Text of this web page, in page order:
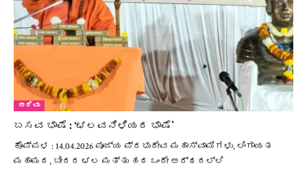
ಅರಿವು
ಬಸವ ಭಾಷೆ : ‘ಛಲವನಿಳಿಯದ ಭಾಷೆ’
ಕೊಪ್ಪಳ : 14.04.2026 ಪೂಜ್ಯ ಪ್ರಭುದೇವ ಮಹಾಸ್ವಾಮಿಗಳು, ಲಿಂಗಾಯತ
ಮಹಾಮಠ, ಬೀದರ ಛಲ ಮತ್ತು ಹಠ ಒಂದೇ ಅರ್ಥದಲ್ಲಿ